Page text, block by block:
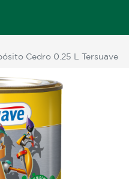
Cedro 0.25 L Tersuave